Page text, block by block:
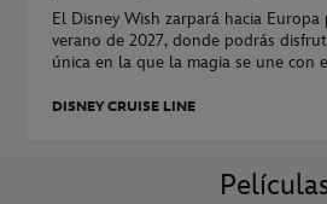
El Disney Wish zarpará hacia
verano de 2027, donde podrás
única en la que la magia se une con
DISNEY CRUISE LINE